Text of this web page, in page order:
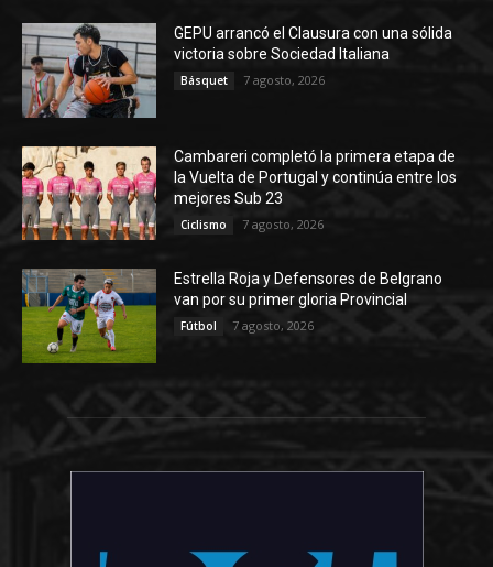
GEPU arrancó el Clausura con una sólida
victoria sobre Sociedad Italiana
Básquet 7 agosto, 2026
Cambareri completó la primera etapa de
la Vuelta de Portugal y continúa entre los
mejores Sub 23
Ciclismo 7 agosto, 2026
Estrella Roja y Defensores de Belgrano
van por su primer gloria Provincial
Fútbol 7 agosto, 2026